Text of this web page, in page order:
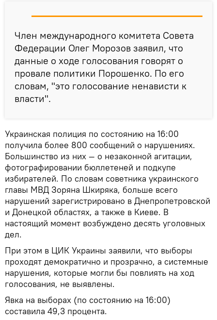
Член международного комитета Совета
Федерации Олег Морозов заявил, что
данные о ходе голосования говорят о
провале политики Порошенко. По его
словам, "это голосование ненависти к
власти".
Украинская полиция по состоянию на 16:00
получила более 800 сообщений о нарушениях.
Большинство из них — о незаконной агитации,
фотографировании бюллетеней и подкупе
избирателей. По словам советника украинского
главы МВД Зоряна Шкиряка, больше всего
нарушений зарегистрировано в Днепропетровской
и Донецкой областях, а также в Киеве. В
настоящий момент возбуждено десять уголовных
дел.
При этом в ЦИК Украины заявили, что выборы
проходят демократично и прозрачно, а системные
нарушения, которые могли бы повлиять на ход
голосования, не выявлены.
Явка на выборах (по состоянию на 16:00)
составила 49,3 процента.